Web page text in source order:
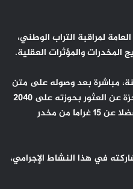
لمراقبة التراب الوطني،
مباشرة بعد وصوله على متن
حافلة لنقل المسافرين كانت قادمة من إحدى مدن شمال المملكة، حيث أسفرت عملية التفتيش المنجزة عن العثور بحوزته على 2040
قرص مخدر، من بينها 1198 قرص طبي مخدر من نوع ريفوتريل و 842 قرص مهلوس من نوع إكستازي، فضلا عن 15 غراما من مخدر
في هذا النشاط الإجرامي،